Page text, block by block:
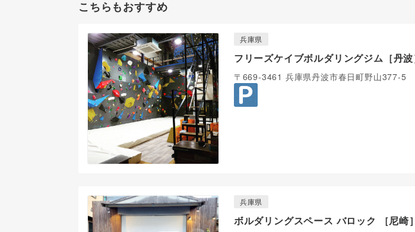
こちらもおすすめ
兵庫県
フリーズケイブボルダリングジム［丹波
〒669-3461 兵庫県丹波市春日町野山377-5
兵庫県
ボルダリングスペース バロック ［尼崎］